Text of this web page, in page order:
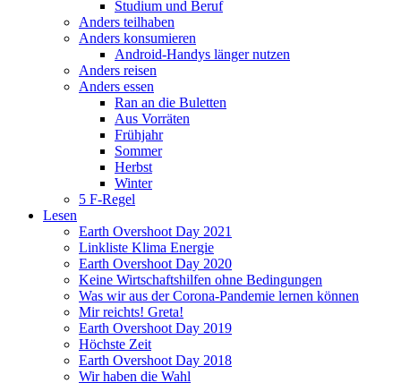
Studium und Beruf
Anders teilhaben
Anders konsumieren
Android-Handys länger nutzen
Anders reisen
Anders essen
Ran an die Buletten
Aus Vorräten
Frühjahr
Sommer
Herbst
Winter
5 F-Regel
Lesen
Earth Overshoot Day 2021
Linkliste Klima Energie
Earth Overshoot Day 2020
Keine Wirtschaftshilfen ohne Bedingungen
Was wir aus der Corona-Pandemie lernen können
Mir reichts! Greta!
Earth Overshoot Day 2019
Höchste Zeit
Earth Overshoot Day 2018
Wir haben die Wahl